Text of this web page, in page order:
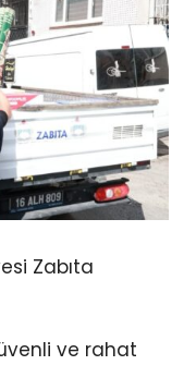
Zabıta
ve rahat